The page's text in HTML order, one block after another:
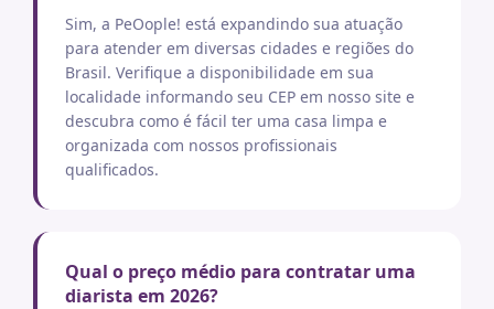
Sim, a PeOople! está expandindo sua atuação
para atender em diversas cidades e regiões do
Brasil. Verifique a disponibilidade em sua
localidade informando seu CEP em nosso site e
descubra como é fácil ter uma casa limpa e
organizada com nossos profissionais
qualificados.
Qual o preço médio para contratar uma
diarista em 2026?